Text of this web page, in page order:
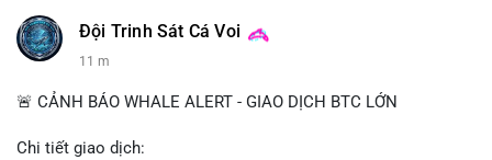
#cryptoregulation #stablecoin
Đội Trinh Sát Cá Voi
11 m
🚨 CẢNH BÁO WHALE ALERT - GIAO DỊCH BTC LỚN
Chi tiết giao dịch: